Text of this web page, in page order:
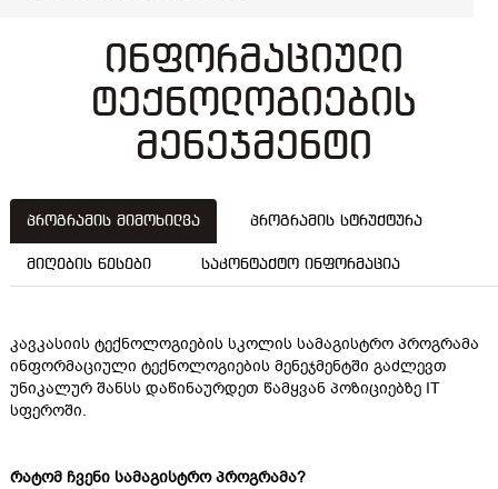
ინფორმაციული
ტექნოლოგიების
მენეჯმენტი
პროგრამის მიმოხილვა პროგრამის სტრუქტურა
მიღების წესები საკონტაქტო ინფორმაცია
კავკასიის ტექნოლოგიების სკოლის სამაგისტრო პროგრამა
ინფორმაციული ტექნოლოგიების მენეჯმენტში გაძლევთ
უნიკალურ შანსს დაწინაურდეთ წამყვან პოზიციებზე IT
სფეროში.
რატომ ჩვენი სამაგისტრო პროგრამა?